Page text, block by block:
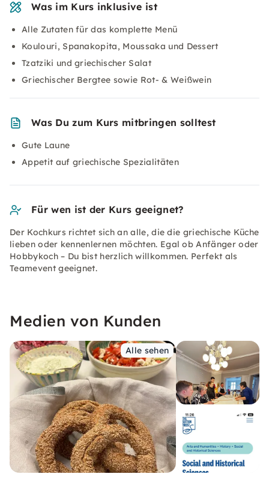
Was im Kurs inklusive ist
Alle Zutaten für das komplette Menü
Koulouri, Spanakopita, Moussaka und Dessert
Tzatziki und griechischer Salat
Griechischer Bergtee sowie Rot- & Weißwein
Was Du zum Kurs mitbringen solltest
Gute Laune
Appetit auf griechische Spezialitäten
Für wen ist der Kurs geeignet?
Der Kochkurs richtet sich an alle, die die griechische Küche
lieben oder kennenlernen möchten. Egal ob Anfänger oder
Hobbykoch – Du bist herzlich willkommen. Perfekt als
Teamevent geeignet.
Medien von Kunden
Alle sehen